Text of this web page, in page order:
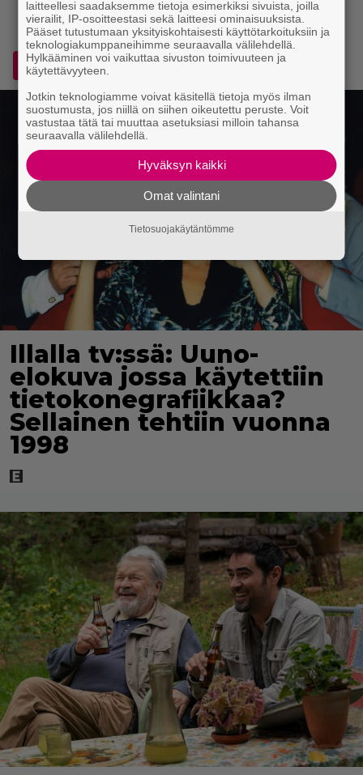
Lisää Voice.fi Googlen ensisijaiseksi lähteeksi
Illalla tv:ssä: Uuno-
elokuva jossa käytettiin
tietokonegrafiikkaa?
Sellainen tehtiin vuonna
1998
laitteellesi saadaksemme tietoja esimerkiksi sivuista, joilla
vierailit, IP-osoitteestasi sekä laitteesi ominaisuuksista.
Pääset tutustumaan yksityiskohtaisesti käyttötarkoituksiin ja
teknologiakumppaneihimme seuraavalla välilehdellä.
Hylkääminen voi vaikuttaa sivuston toimivuuteen ja
käytettävyyteen.
Jotkin teknologiamme voivat käsitellä tietoja myös ilman
suostumusta, jos niillä on siihen oikeutettu peruste. Voit
vastustaa tätä tai muuttaa asetuksiasi milloin tahansa
seuraavalla välilehdellä.
Hyväksyn kaikki
Omat valintani
Tietosuojakäytäntömme